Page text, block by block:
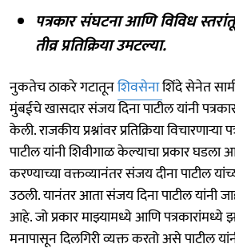
पत्रकार संघटना आणि विविध
तीव्र प्रतिक्रिया उमटल्या.
नुकतेच ठाकरे गटातूनशिवसेनाशिंदे सेनेत
मुंबईचे खासदार संजय दिना पाटील यांनी
केली. राजकीय प्रश्नांवर प्रतिक्रिया विचारणाऱ्या
पाटील यांनी शिवीगाळ केल्याचा प्रकार घडला
करण्याच्या वक्तव्यानंतर संजय दीना पाटील
उठली. यानंतर आता संजय दिना पाटील यांनी
आहे. जो प्रकार माझ्यामध्ये आणि पत्रकारांमध्ये
मनापासून दिलगिरी व्यक्त करतो असे पाटील